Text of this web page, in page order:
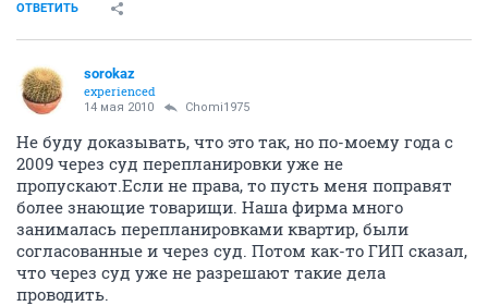
ОТВЕТИТЬ
sorokaz
experienced
14 мая 2010 Chomi1975
Не буду доказывать, что это так, но по-моему года с
2009 через суд перепланировки уже не
пропускают.Если не права, то пусть меня поправят
более знающие товарищи. Наша фирма много
занималась перепланировками квартир, были
согласованные и через суд. Потом как-то ГИП сказал,
что через суд уже не разрешают такие дела
проводить.